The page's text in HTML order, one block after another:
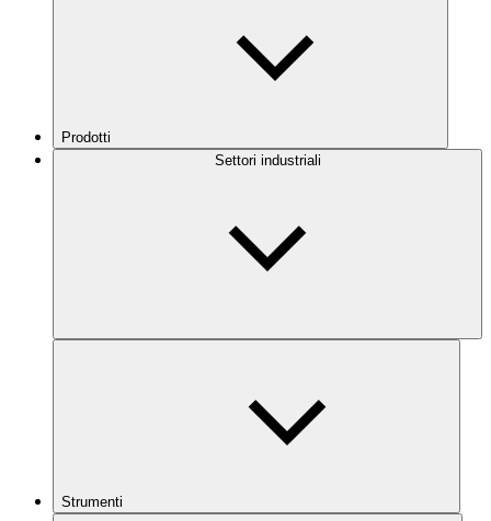
Prodotti
Settori industriali
Strumenti